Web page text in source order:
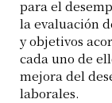
para el
la evaluación
y objetivos
cada uno de
mejora del
laborales.